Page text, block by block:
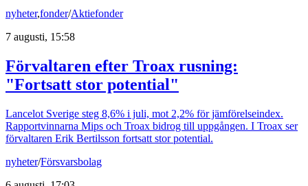
nyheter,fonder/Aktiefonder
7 augusti, 15:58
Förvaltaren efter Troax rusning:
"Fortsatt stor potential"
Lancelot Sverige steg 8,6% i juli, mot 2,2% för jämförelseindex.
Rapportvinnarna Mips och Troax bidrog till uppgången. I Troax ser
förvaltaren Erik Bertilsson fortsatt stor potential.
nyheter/Försvarsbolag